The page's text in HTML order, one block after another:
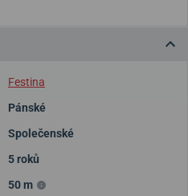
Festina
Pánské
Společenské
5 roků
50 m